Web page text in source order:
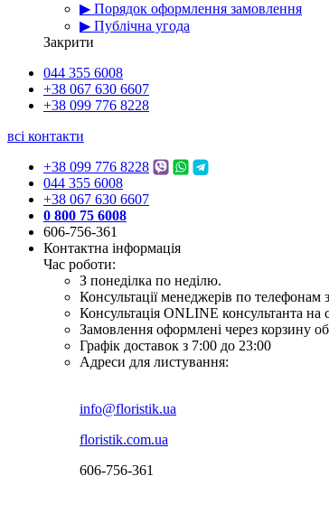
▶ Порядок оформлення замовлення
▶ Публічна угода
Закрити
044 355 6008
+38 067 630 6607
+38 099 776 8228
всі контакти
+38 099 776 8228
044 355 6008
+38 067 630 6607
0 800 75 6008
606-756-361
Контактна інформація
Час роботи:
З понеділка по неділю.
Консультації менеджерів по телефонам
Консультація ONLINE консультанта на
Замовлення оформлені через корзину
Графік доставок з 7:00 до 23:00
Адреси для листування:
info@floristik.ua
floristik.com.ua
606-756-361